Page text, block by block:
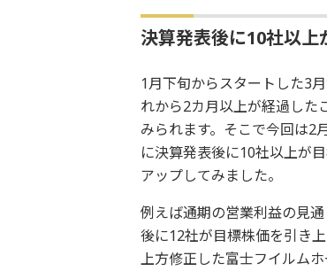
決算発表後に10社以
1月下旬からスタートした3
れから2カ月以上が経過した
みられます。そこで今回は2
に決算発表後に10社以上が
アップしてみました。
例えば通期の営業利益の見
後に12社が目標株価を引き
上方修正した富士フイルム